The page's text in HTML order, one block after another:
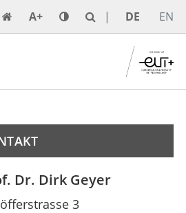
A+ DE EN
Dr. Dirk Geyer
3